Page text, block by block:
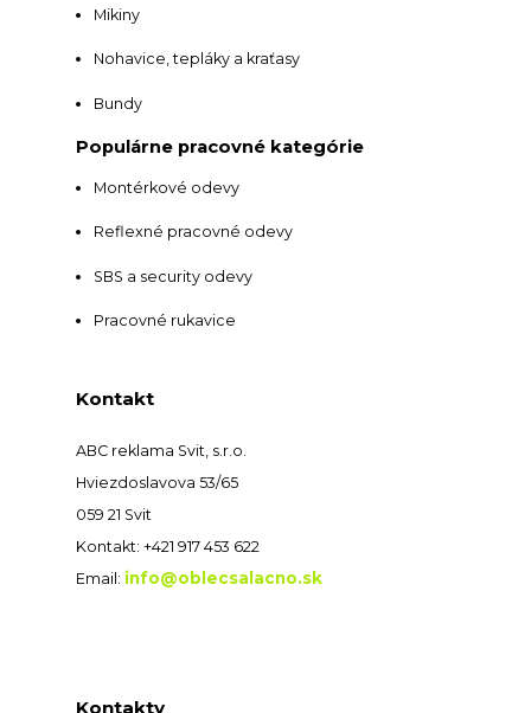
Mikiny
Nohavice, tepláky a kraťasy
Bundy
Populárne pracovné kategórie
Montérkové odevy
Reflexné pracovné odevy
SBS a security odevy
Pracovné rukavice
Kontakt
ABC reklama Svit, s.r.o.
Hviezdoslavova 53/65
059 21 Svit
Kontakt: +421 917 453 622
Email: info@oblecsalacno.sk
Kontakty